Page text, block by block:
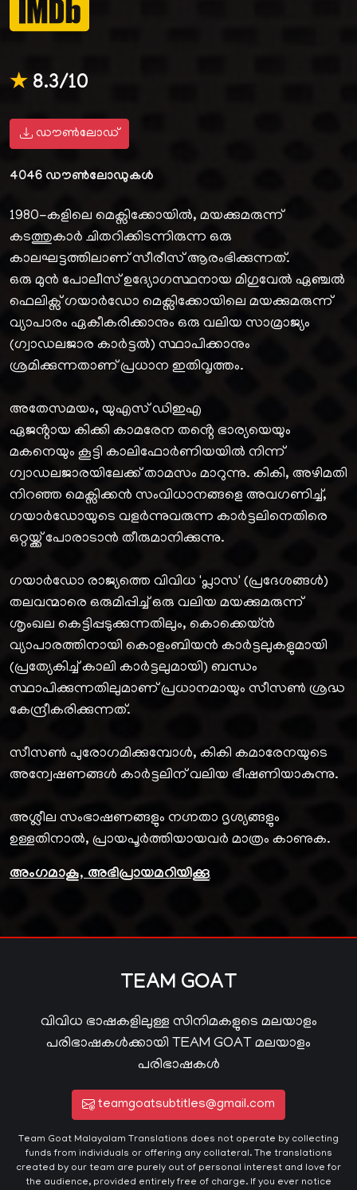
★8.3/10
ഡൗൺലോഡ്
4046 ഡൗൺലോഡുകൾ
1980-കളിലെ മെക്സിക്കോയിൽ, മയക്കുമരുന്ന്
കടത്തുകാർ ചിതറിക്കിടന്നിരുന്ന ഒരു
കാലഘട്ടത്തിലാണ് സീരീസ് ആരംഭിക്കുന്നത്.
ഒരു മുൻ പോലീസ് ഉദ്യോഗസ്ഥനായ മിഗുവേൽ ഏഞ്ചൽ
ഫെലിക്സ് ഗയാർഡോ മെക്സിക്കോയിലെ മയക്കുമരുന്ന്
വ്യാപാരം ഏകീകരിക്കാനും ഒരു വലിയ സാമ്രാജ്യം
(ഗ്വാഡലജാര കാർട്ടൽ) സ്ഥാപിക്കാനും
ശ്രമിക്കുന്നതാണ് പ്രധാന ഇതിവൃത്തം.
അതേസമയം, യുഎസ് ഡിഇഎ
ഏജൻ്റായ കിക്കി കാമരേന തൻ്റെ ഭാര്യയെയും
മകനെയും കൂട്ടി കാലിഫോർണിയയിൽ നിന്ന്
ഗ്വാഡലജാരയിലേക്ക് താമസം മാറുന്നു. കികി, അഴിമതി
നിറഞ്ഞ മെക്സിക്കൻ സംവിധാനങ്ങളെ അവഗണിച്ച്,
ഗയാർഡോയുടെ വളർന്നുവരുന്ന കാർട്ടലിനെതിരെ
ഒറ്റയ്ക്ക് പോരാടാൻ തീരുമാനിക്കുന്നു.
ഗയാർഡോ രാജ്യത്തെ വിവിധ 'പ്ലാസ' (പ്രദേശങ്ങൾ)
തലവന്മാരെ ഒരുമിപ്പിച്ച് ഒരു വലിയ മയക്കുമരുന്ന്
ശൃംഖല കെട്ടിപ്പടുക്കുന്നതിലും, കൊക്കെയ്ൻ
വ്യാപാരത്തിനായി കൊളംബിയൻ കാർട്ടലുകളുമായി
(പ്രത്യേകിച്ച് കാലി കാർട്ടലുമായി) ബന്ധം
സ്ഥാപിക്കുന്നതിലുമാണ് പ്രധാനമായും സീസൺ ശ്രദ്ധ
കേന്ദ്രീകരിക്കുന്നത്.
സീസൺ പുരോഗമിക്കുമ്പോൾ, കികി കമാരേനയുടെ
അന്വേഷണങ്ങൾ കാർട്ടലിന് വലിയ ഭീഷണിയാകുന്നു.
അശ്ലീല സംഭാഷണങ്ങളും നഗ്നതാ ദൃശ്യങ്ങളും
ഉള്ളതിനാൽ, പ്രായപൂർത്തിയായവർ മാത്രം കാണുക.
അംഗമാകൂ, അഭിപ്രായമറിയിക്കൂ
TEAM GOAT
വിവിധ ഭാഷകളിലുള്ള സിനിമകളുടെ മലയാളം
പരിഭാഷകൾക്കായി TEAM GOAT മലയാളം
പരിഭാഷകൾ
teamgoatsubtitles@gmail.com
Team Goat Malayalam Translations does not operate by collecting
funds from individuals or offering any collateral. The translations
created by our team are purely out of personal interest and love for
the audience, provided entirely free of charge. If you ever notice